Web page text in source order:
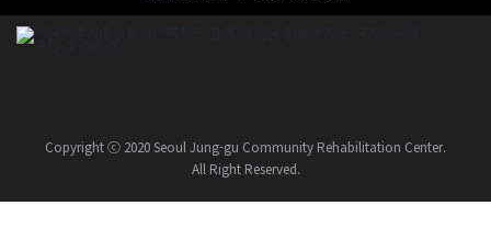
Copyright ⓒ 2020 Seoul Jung-gu Community Rehabilitation Center.
All Right Reserved.